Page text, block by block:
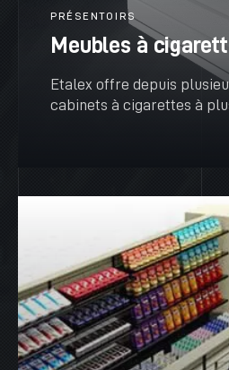
PRÉSENTOIRS
Meubles à
Etalex offre depuis
cabinets à cigarettes à